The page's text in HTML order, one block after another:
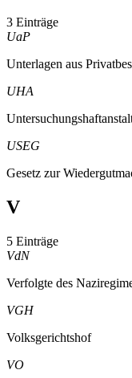
3 Einträge
UaP
Unterlagen aus
UHA
USEG
Gesetz zur
V
5 Einträge
VdN
Verfolgte des
VGH
Volksgerichtshof
VO